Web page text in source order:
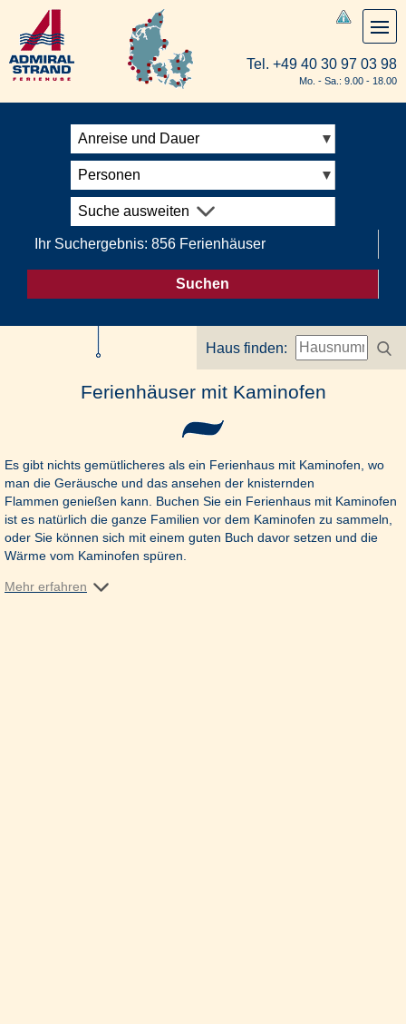
Tel. +49 40 30 97 03 98
Mo. - Sa.: 9.00 - 18.00
Anreise und Dauer
Personen
Suche ausweiten
Ihr Suchergebnis: 856 Ferienhäuser
Suchen
Haus finden:
Ferienhäuser mit Kaminofen
Es gibt nichts gemütlicheres als ein Ferienhaus mit Kaminofen, wo
man die Geräusche und das ansehen der knisternden
Flammen genießen kann. Buchen Sie ein Ferienhaus mit Kaminofen
ist es natürlich die ganze Familien vor dem Kaminofen zu sammeln,
oder Sie können sich mit einem guten Buch davor setzen und die
Wärme vom Kaminofen spüren.
Mehr erfahren